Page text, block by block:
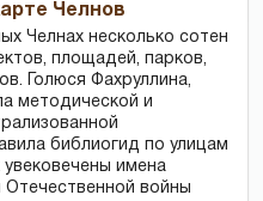
Челнов
Челнах несколько сотен
площадей, парков,
Голюся Фахруллина,
методической и
библиогид по улицам
имена
Отечественной войны